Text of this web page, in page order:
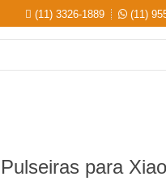
(11) 3326-1889 (11)
Pulseiras para